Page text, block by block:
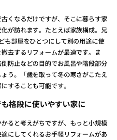
くなるだけですが、そこに暮らす家
が訪れます。たとえば家族構成。兄
も部屋をひとつにして別の用途に使
去するリフォームが最適です。ま
防止などの目的でお風呂や階段部分
う。「歳を取って冬の寒さがこたえ
することも可能です。
格段に使いやすい家に
ると考えがちですが、もっと小規模
にしてくれるお手軽リフォームがあ